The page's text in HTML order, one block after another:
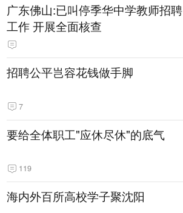
广东佛山:已叫停季华中学教师招聘
工作 开展全面核查
招聘公平岂容花钱做手脚
7
要给全体职工"应休尽休"的底气
119
海内外百所高校学子聚沈阳